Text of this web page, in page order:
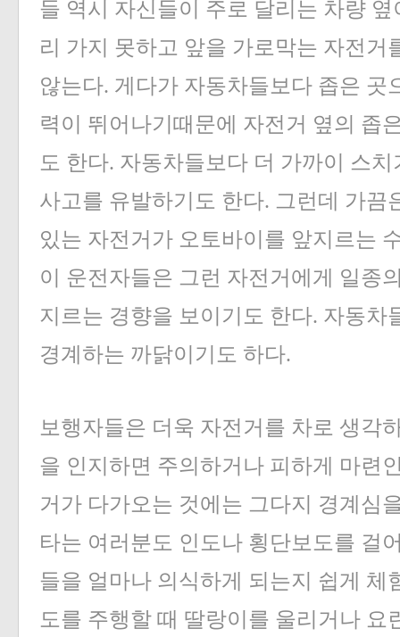
들 역시 자신들이 주로 달리는 차량
리 가지 못하고 앞을 가로막는 자전거
않는다. 게다가 자동차들보다 좁은 곳
력이 뛰어나기때문에 자전거 옆의 좁
도 한다. 자동차들보다 더 가까이 스
사고를 유발하기도 한다. 그런데 가끔
있는 자전거가 오토바이를 앞지르는
이 운전자들은 그런 자전거에게 일종
지르는 경향을 보이기도 한다. 자동차
경계하는 까닭이기도 하다.
보행자들은 더욱 자전거를 차로 생각
을 인지하면 주의하거나 피하게 마련
거가 다가오는 것에는 그다지 경계심
타는 여러분도 인도나 횡단보도를 걸
들을 얼마나 의식하게 되는지 쉽게 체
도를 주행할 때 딸랑이를 울리거나 요